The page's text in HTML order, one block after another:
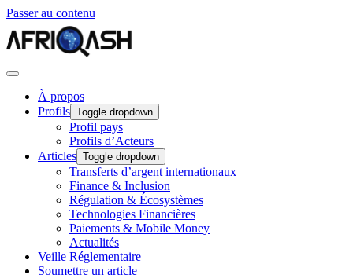
Passer au contenu
À propos
Profils Toggle dropdown
Profil pays
Profils d’Acteurs
Articles Toggle dropdown
Transferts d’argent internationaux
Finance & Inclusion
Régulation & Écosystèmes
Technologies Financières
Paiements & Mobile Money
Actualités
Veille Réglementaire
Soumettre un article